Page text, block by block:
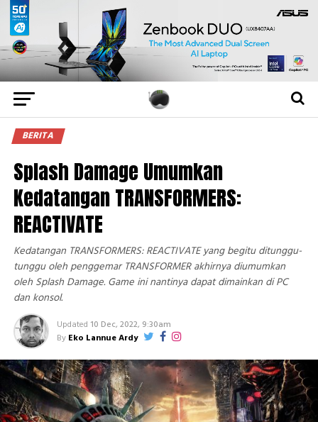
BERITA
Splash Damage Umumkan
Kedatangan TRANSFORMERS:
REACTIVATE
Kedatangan TRANSFORMERS: REACTIVATE yang begitu ditunggu-
tunggu oleh penggemar TRANSFORMER akhirnya diumumkan
oleh Splash Damage. Game ini nantinya dapat dimainkan di PC
dan konsol.
Updated 10 Dec, 2022, 9:30am
By Eko Lannue Ardy